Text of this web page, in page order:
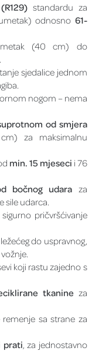
standardu za
odnosno 61-
(40 cm) do
sjedalice jednom
nogom – nema
od smjera
za maksimalnu
min. 15 mjeseci i 76
bočnog udara za
sile udarca.
pričvršćivanje
do uspravnog,
koji rastu zajedno s
tkanine za
remenje sa strane za
prati , za jednostavno